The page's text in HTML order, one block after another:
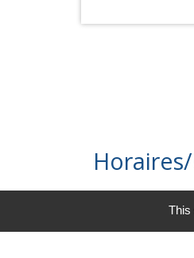
Commune de
This